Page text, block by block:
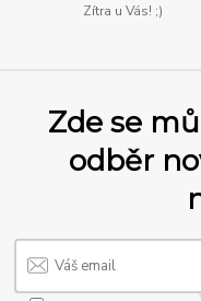
Zítra u Vás! ;)
Zde se
odběr